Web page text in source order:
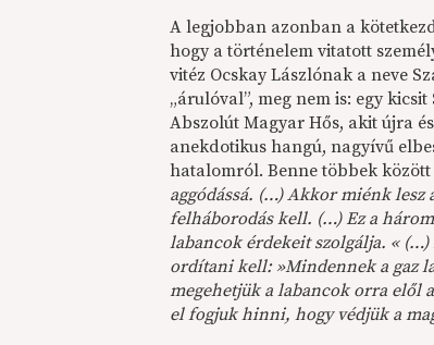
A legjobban azonban a
hogy a történelem vitatott
vitéz Ocskay Lászlónak a neve
„árulóval”, meg nem is: egy
Abszolút Magyar Hős, akit újra
anekdotikus hangú, nagyívű
hatalomról. Benne többek
aggódássá. (…) Akkor miénk lesz
felháborodás kell. (…) Ez a
labancok érdekeit szolgálja. «
ordítani kell: »Mindennek a gaz
megehetjük a labancok orra elől
el fogjuk hinni, hogy védjük a